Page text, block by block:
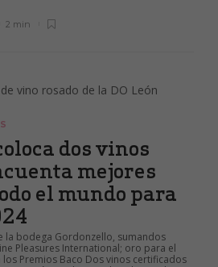
2 min
dos vinos
mejores
el mundo para
la bodega Gordonzello, sumandos
Pleasures International; oro para el
Premios Baco Dos vinos certificados